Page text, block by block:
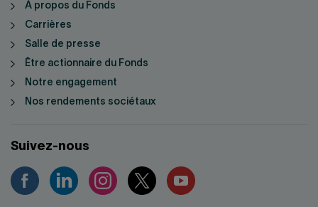
À propos du Fonds
Carrières
Salle de presse
Être actionnaire du Fonds
Notre engagement
Nos rendements sociétaux
Suivez-nous